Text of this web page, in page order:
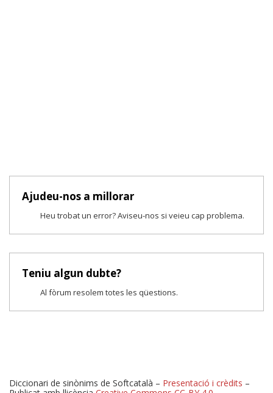
Ajudeu-nos a millorar
Heu trobat un error? Aviseu-nos si veieu cap problema.
Teniu algun dubte?
Al fòrum resolem totes les qüestions.
Diccionari de sinònims de Softcatalà – Presentació i crèdits –